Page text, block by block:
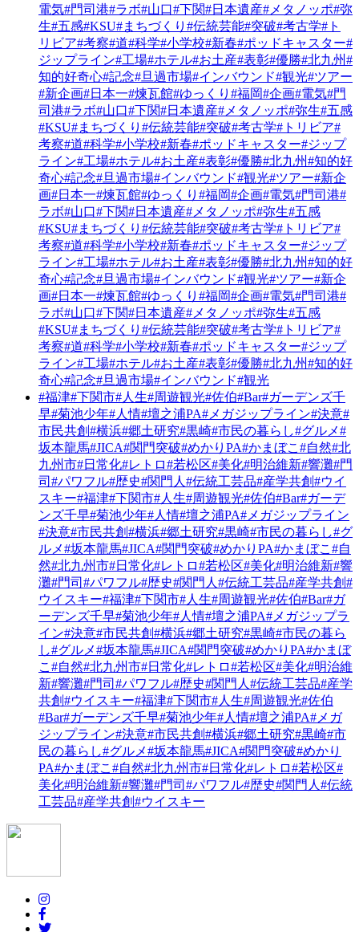
電気#門司港#ラボ#山口#下関#日本遺産#メタノッポ#弥
生#五感#KSU#まちづくり #伝統芸能#突破#考古学#ト
リビア#考察#道#科学#小学校#新春#ポッドキャスター#
ジップライン#工場#ホテル#お土産#表彰#優勝#北九州#
知的好奇心#記念#旦過市場#インバウンド#観光#ツアー
#新企画#日本一#煉瓦館#ゆっくり #福岡#企画#電気#門
司港#ラボ#山口#下関#日本遺産#メタノッポ#弥生#五感
#KSU#まちづくり #伝統芸能#突破#考古学#トリビア#
考察#道#科学#小学校#新春#ポッドキャスター#ジップ
ライン#工場#ホテル#お土産#表彰#優勝#北九州#知的好
奇心#記念#旦過市場#インバウンド#観光#ツアー#新企
画#日本一#煉瓦館#ゆっくり #福岡#企画#電気#門司港#
ラボ#山口#下関#日本遺産#メタノッポ#弥生#五感
#KSU#まちづくり #伝統芸能#突破#考古学#トリビア#
考察#道#科学#小学校#新春#ポッドキャスター#ジップ
ライン#工場#ホテル#お土産#表彰#優勝#北九州#知的好
奇心#記念#旦過市場#インバウンド#観光#ツアー#新企
画#日本一#煉瓦館#ゆっくり #福岡#企画#電気#門司港#
ラボ#山口#下関#日本遺産#メタノッポ#弥生#五感
#KSU#まちづくり #伝統芸能#突破#考古学#トリビア#
考察#道#科学#小学校#新春#ポッドキャスター#ジップ
ライン#工場#ホテル#お土産#表彰#優勝#北九州#知的好
奇心#記念#旦過市場#インバウンド#観光
#福津#下関市#人生#周遊観光#佐伯#Bar#ガーデンズ千
早#菊池少年#人情#壇之浦PA#メガジップライン#決意#
市民共創#横浜#郷土研究#黒崎#市民の暮らし#グルメ#
坂本龍馬#JICA#関門突破#めかりPA#かまぼこ #自然#北
九州市#日常化#レトロ#若松区#美化#明治維新#響灘#門
司 #パワフル#歴史#関門人 #伝統工芸品#産学共創#ウイ
スキー#福津#下関市#人生#周遊観光#佐伯#Bar#ガーデ
ンズ千早#菊池少年#人情#壇之浦PA#メガジップライン
#決意#市民共創#横浜#郷土研究#黒崎#市民の暮らし#グ
ルメ#坂本龍馬#JICA#関門突破#めかりPA#かまぼこ #自
然#北九州市#日常化#レトロ#若松区#美化#明治維新#響
灘#門司 #パワフル#歴史#関門人 #伝統工芸品#産学共創#
ウイスキー#福津#下関市#人生#周遊観光#佐伯#Bar#ガ
ーデンズ千早#菊池少年#人情#壇之浦PA#メガジップラ
イン#決意#市民共創#横浜#郷土研究#黒崎#市民の暮ら
し#グルメ#坂本龍馬#JICA#関門突破#めかりPA#かまぼ
こ #自然#北九州市#日常化#レトロ#若松区#美化#明治維
新#響灘#門司 #パワフル#歴史#関門人 #伝統工芸品#産学
共創#ウイスキー#福津#下関市#人生#周遊観光#佐伯
#Bar#ガーデンズ千早#菊池少年#人情#壇之浦PA#メガ
ジップライン#決意#市民共創#横浜#郷土研究#黒崎#市
民の暮らし#グルメ#坂本龍馬#JICA#関門突破#めかり
PA#かまぼこ #自然#北九州市#日常化#レトロ#若松区#
美化#明治維新#響灘#門司 #パワフル#歴史#関門人 #伝統
工芸品#産学共創#ウイスキー